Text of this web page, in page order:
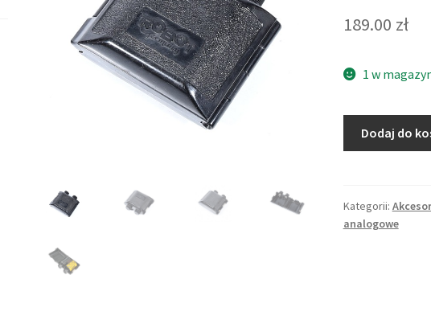
189.00 zł
1 w
do
filmów
Dodaj do
Kategorii:
analogowe